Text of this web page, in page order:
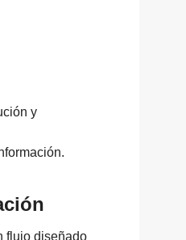
y
flujo diseñado